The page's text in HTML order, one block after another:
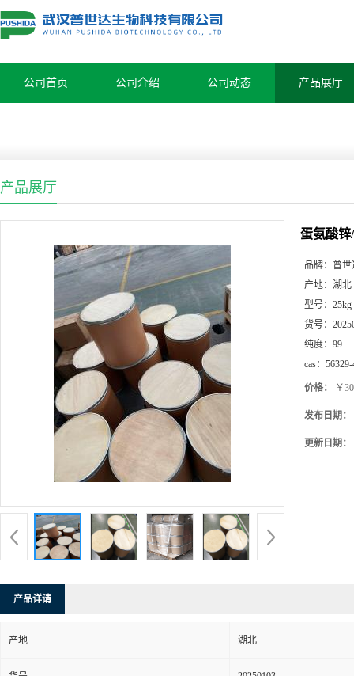
公司首页 公司介绍 公司动态 产品展厅
产品展厅
蛋氨酸锌
品牌： 普世
产地： 湖北
型号： 25kg
货号：
纯度： 99
cas：
价格： ￥
发布日期：
更新日期：
产品详请
产地 湖北